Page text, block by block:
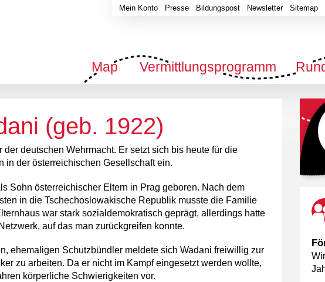
Map Vermittlungsprogramm
Mein Konto Presse Bildungspost Newsletter Sitemap
(geb. 1922)
der deutschen Wehrmacht. Er setzt sich bis heute für die
in der österreichischen Gesellschaft ein.
Sohn österreichischer Eltern in Prag geboren. Nach dem
in die Tschechoslowakische Republik musste die Familie
war stark sozialdemokratisch geprägt, allerdings hatte
auf das man zurückgreifen konnte.
ehemaligen Schutzbündler meldete sich Wadani freiwillig zur
zu arbeiten. Da er nicht im Kampf eingesetzt werden wollte,
körperliche Schwierigkeiten vor.